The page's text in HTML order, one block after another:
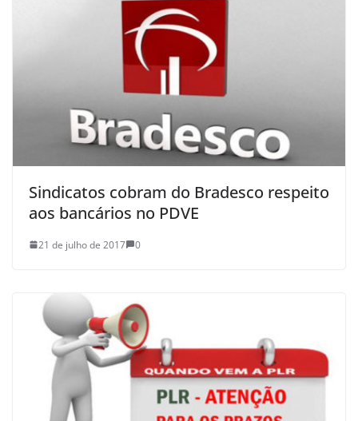
Sindicatos cobram do Bradesco respeito
aos bancários no PDVE
21 de julho de 2017 0